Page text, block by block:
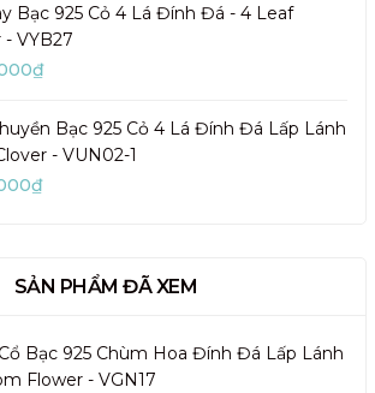
Bạc 925 Cỏ 4 Lá Đính Đá - 4 Leaf
- VYB27
Bạc 925 Cỏ 4 Lá Đính Đá Lấp Lánh
Lady Clover - VUN02-1
SẢN PHẨM ĐÃ XEM
Bạc 925 Chùm Hoa Đính Đá Lấp Lánh
Flower - VGN17